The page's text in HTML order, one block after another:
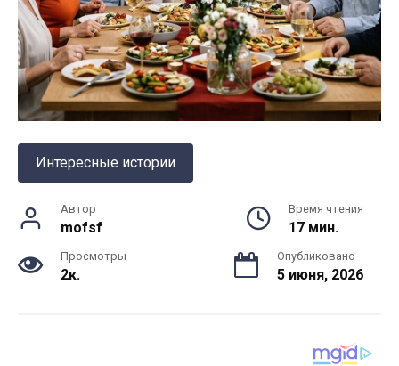
Интересные истории
Автор
mofsf
Время чтения
17 мин.
Просмотры
2к.
Опубликовано
5 июня, 2026